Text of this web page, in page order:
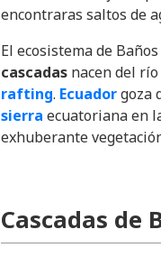
encontraras saltos de
El ecosistema de
cascadas nacen del
rafting. Ecuadorgoza
sierra ecuatoriana en
exhuberante
Cascadas de